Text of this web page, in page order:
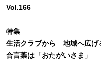
Vol.166
特集
生活クラブから 地域へ広げ
合言葉は「おたがいさま」